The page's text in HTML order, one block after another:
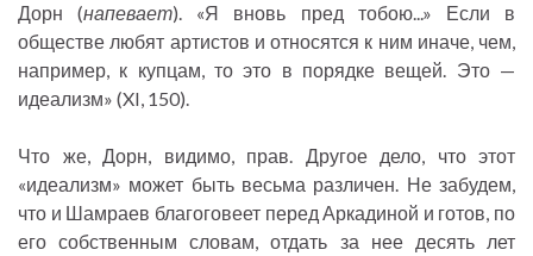
Дорн (напевает). «Я вновь пред тобою...» Если в
обществе любят артистов и относятся к ним иначе, чем,
например, к купцам, то это в порядке вещей. Это —
идеализм» (XI, 150).
Что же, Дорн, видимо, прав. Другое дело, что этот
«идеализм» может быть весьма различен. Не забудем,
что и Шамраев благоговеет перед Аркадиной и готов, по
его собственным словам, отдать за нее десять лет